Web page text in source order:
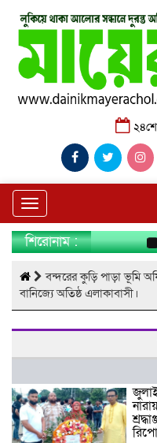
২৪শে
Toggle
navigation
শিরোনাম :
বন্দরের কুড়ি পাড়া ভূমি
বানিজ্যে অতিষ্ঠ এলাকাবাসী।